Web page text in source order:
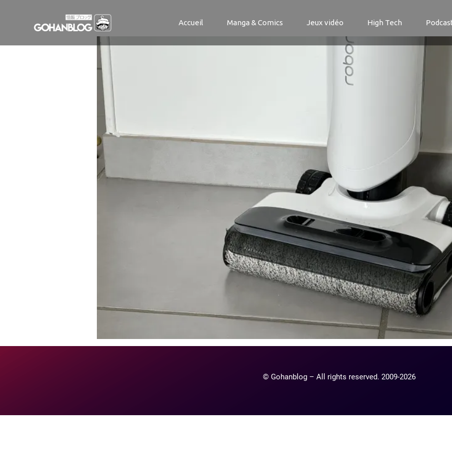
Accueil Manga & Comics Jeux vidéo High Tech
Roborock Flexi Pro
© Gohanblog – All rights reserved. 2009-2026